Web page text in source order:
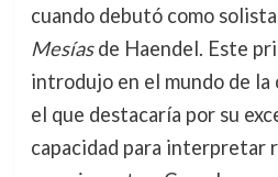
cuando debutó como
Mesíasde Haendel. Este
introdujo en el mundo de
el que destacaría por su
capacidad para interpretar